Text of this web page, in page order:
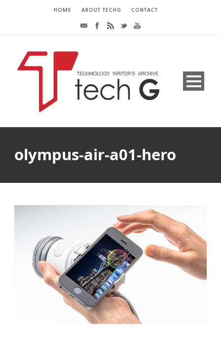
HOME ABOUT TECHG CONTACT
olympus-air-a01-hero